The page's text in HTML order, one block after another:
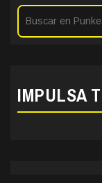
IMPULSA